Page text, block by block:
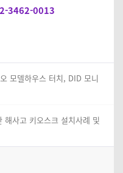
3462-0013
모델하우스 터치, DID 모니
해사고 키오스크 설치사례 및